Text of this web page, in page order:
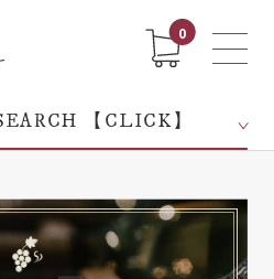
0
【CLICK】